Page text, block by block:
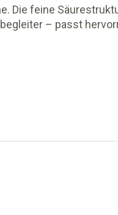
Die feine
– passt